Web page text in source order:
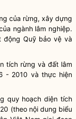
của rừng, xây dựng
ngành lâm nghiệp.
động Quỹ bảo vệ và
tích rừng và đất lâm
- 2010 và thực hiện
quy hoạch diện tích
(theo nội dung biểu